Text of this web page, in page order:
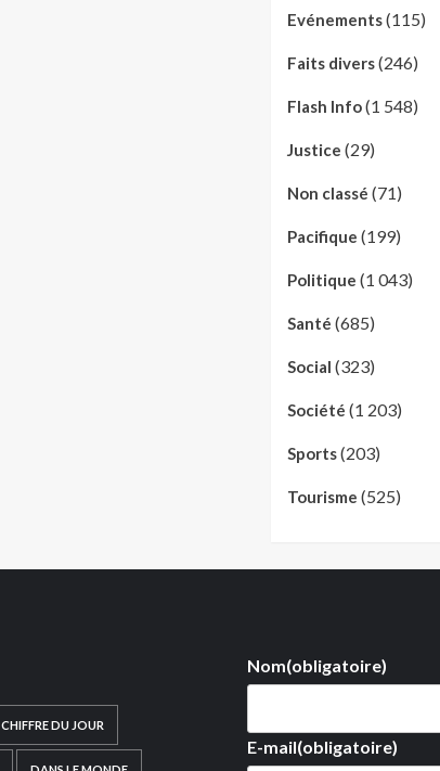
Evénements(115)
Faits divers(246)
Flash Info(1 548)
Justice (29)
Non classé (71)
Pacifique (199)
Politique (1 043)
Santé (685)
Social (323)
Société (1 203)
Sports(203)
Tourisme (525)
CHIFFRE DU JOUR
Nom(obligatoire)
E-mail(obligatoire)